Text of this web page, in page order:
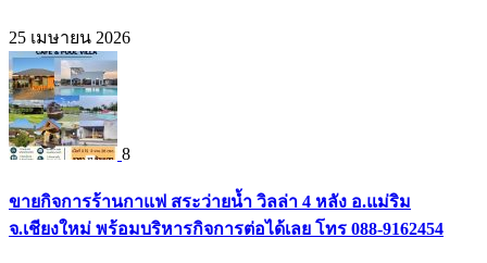
25 เมษายน 2026
8
ขายกิจการร้านกาแฟ สระว่ายน้ำ วิลล่า 4 หลัง อ.แม่ริม
จ.เชียงใหม่ พร้อมบริหารกิจการต่อได้เลย โทร 088-9162454